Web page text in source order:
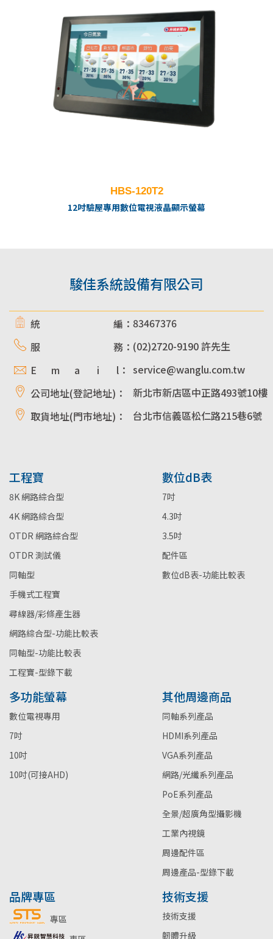
HBS-120T2
12吋驗屋專用數位電視液晶顯示螢幕
駿佳系統設備有限公司
統 編： 83467376
服 務： (02)2720-9190 許先生
E m a i l： service@wanglu.com.tw
公司地址(登記地址)：
新北市新店區中正路493號10樓
取貨地址(門市地址)：
台北市信義區松仁路215巷6號
工程寶
8K 網路綜合型
4K 網路綜合型
OTDR 網路綜合型
OTDR 測試儀
同軸型
手機式工程寶
尋線器/彩條產生器
網路綜合型-功能比較表
同軸型-功能比較表
工程寶-型錄下載
數位dB表
7吋
4.3吋
3.5吋
配件區
數位dB表-功能比較表
多功能螢幕
數位電視專用
7吋
10吋
10吋(可接AHD)
其他周邊商品
同軸系列產品
HDMI系列產品
VGA系列產品
網路/光纖系列產品
PoE系列產品
全景/超廣角型攝影機
工業內視鏡
周邊配件區
周邊產品-型錄下載
品牌專區
專區
技術支援
技術支援
韌體升級